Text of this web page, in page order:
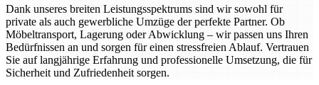
Dank unseres breiten Leistungsspektrums sind wir sowohl für
private als auch gewerbliche Umzüge der perfekte Partner. Ob
Möbeltransport, Lagerung oder Abwicklung – wir passen uns Ihren
Bedürfnissen an und sorgen für einen stressfreien Ablauf. Vertrauen
Sie auf langjährige Erfahrung und professionelle Umsetzung, die für
Sicherheit und Zufriedenheit sorgen.